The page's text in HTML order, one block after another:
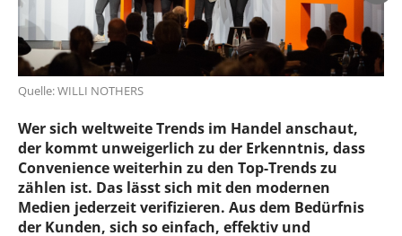
Quelle: WILLI NOTHERS
Wer sich weltweite Trends im Handel anschaut,
der kommt unweigerlich zu der Erkenntnis, dass
Convenience weiterhin zu den Top-Trends zu
zählen ist. Das lässt sich mit den modernen
Medien jederzeit verifizieren. Aus dem Bedürfnis
der Kunden, sich so einfach, effektiv und